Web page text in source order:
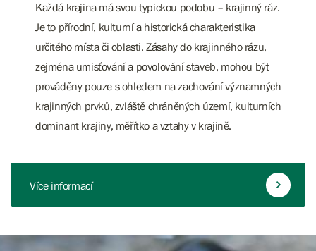
Každá krajina má svou typickou podobu – krajinný ráz.
Je to přírodní, kulturní a historická charakteristika
určitého místa či oblasti. Zásahy do krajinného rázu,
zejména umisťování a povolování staveb, mohou být
prováděny pouze s ohledem na zachování významných
krajinných prvků, zvláště chráněných území, kulturních
dominant krajiny, měřítko a vztahy v krajině.
Více informací